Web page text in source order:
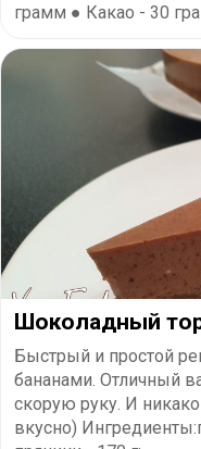
грамм ● Какао - 30
Шоколадный
Быстрый и простой
бананами. Отличный
скорую руку. И
вкусно)